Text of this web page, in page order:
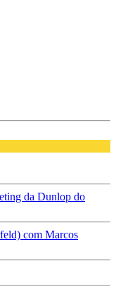
da Dunlop do
com Marcos